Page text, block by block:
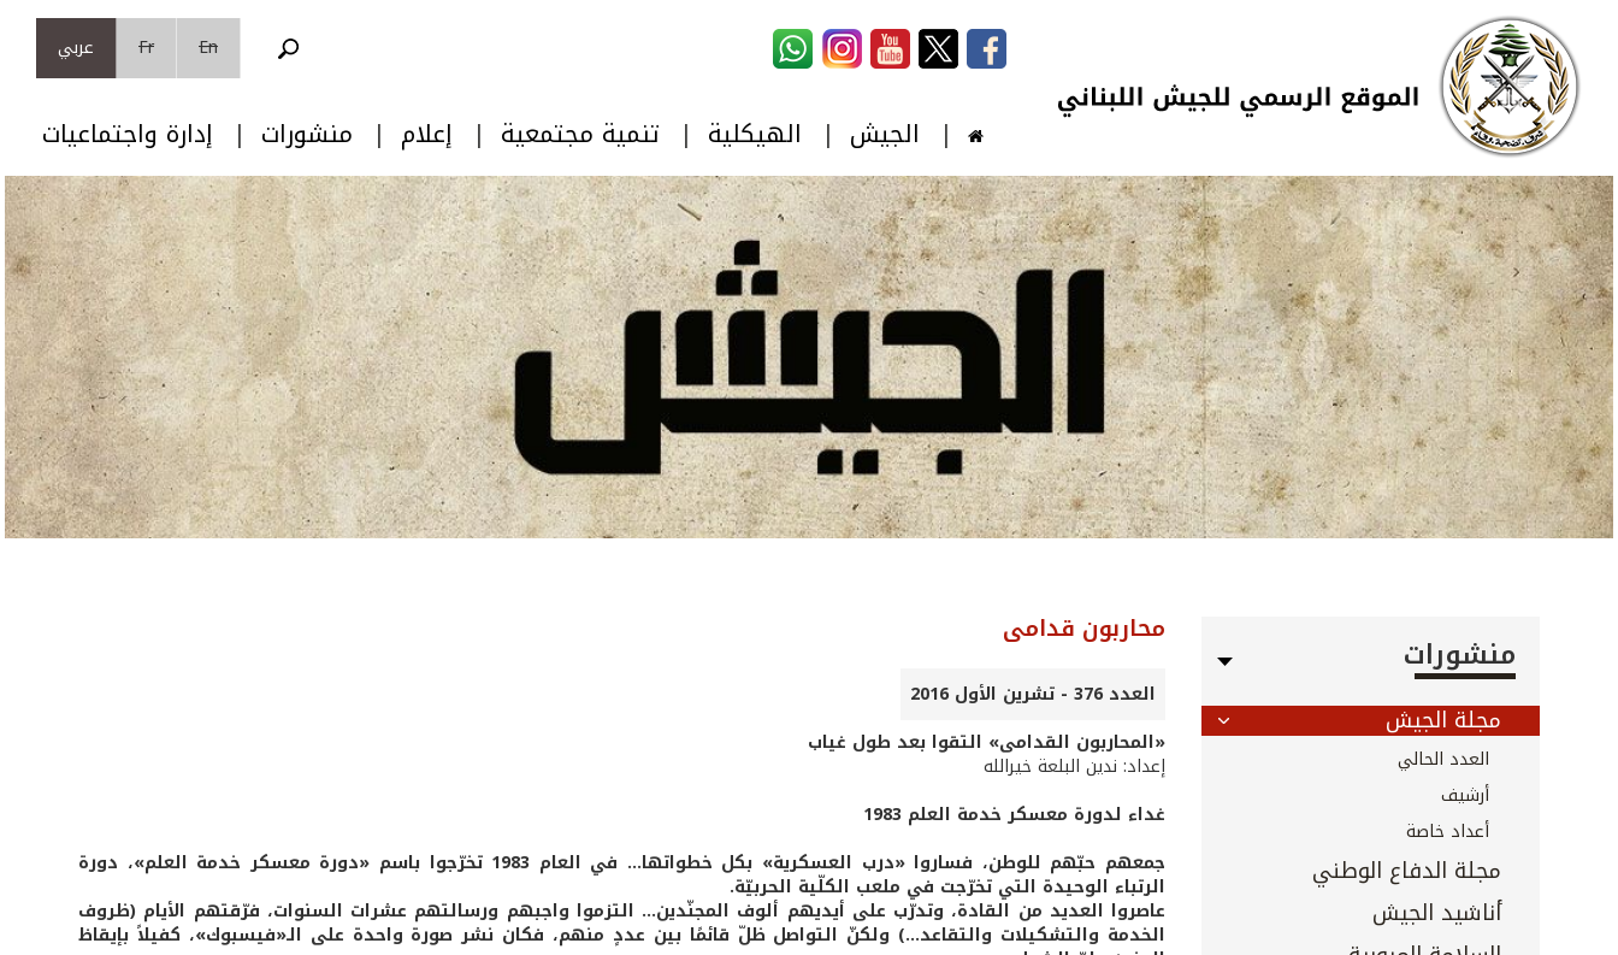
تجاوز إلى المحتوى الرئيسي
Skip to navigation
En
Fr عربي
الجيش الهيكلية تنمية مجتمعية إعلام منشورات إدارة واجتماعيات
منشورات
مجلة الجيش
العدد الحالي
أرشيف
أعداد خاصة
مجلة الدفاع الوطني
أناشيد الجيش
محاربون قدامى
العدد 376 - تشرين الأول 2016
«المحاربون القدامى» التقوا بعد طول غياب
إعداد: ندين البلعة خيرالله
غداء لدورة معسكر خدمة العلم 1983
جمعهم حبّهم للوطن، فساروا «درب العسكرية» بكل خطواتها... في العام 1983 تخرّجوا باسم «دورة معسكر خدمة العلم»، دورة
الرتباء الوحيدة التي تخرّجت في ملعب الكلّية الحربيّة.
عاصروا العديد من القادة، وتدرّب على أيديهم ألوف المجنّدين... التزموا واجبهم ورسالتهم عشرات السنوات، فرّقتهم الأيام (ظروف
الخدمة والتشكيلات والتقاعد...) ولكنّ التواصل ظلّ قائمًا بين عددٍ منهم، فكان نشر صورة واحدة على الـ«فيسبوك»، كفيلاً بإيقاظ